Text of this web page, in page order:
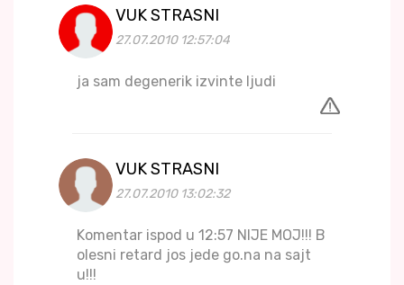
VUK STRASNI
27.07.2010 12:57:04
ja sam degenerik izvinte ljudi
VUK STRASNI
27.07.2010 13:02:32
Komentar ispod u 12:57 NIJE MOJ!!! B
olesni retard jos jede go.na na sajt
u!!!